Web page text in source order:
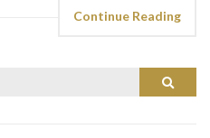
Continue Reading
Search